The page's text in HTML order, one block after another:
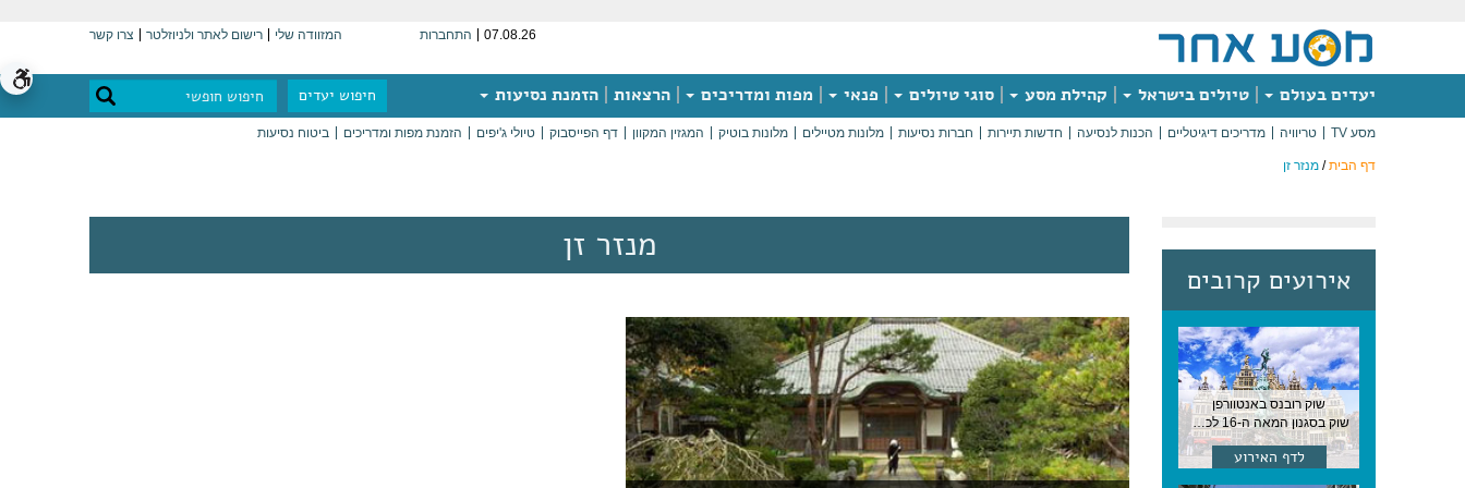
07.08.26 התחברות המזוודה שלי רישום לאתר ולניוזלטר צרו קשר
יעדים בעולם טיולים בישראל קהילת מסע סוגי טיולים פנאי מפות ומדריכים הרצאות הזמנת נסיעות חיפוש יעדים
מסע TV טריוויה מדריכים דיגיטליים הכנות לנסיעה חדשות תיירות חברות נסיעות מלונות מטיילים מלונות בוטיק המגזין המקוון דף הפייסבוק טיולי ג'יפים הזמנת מפות ומדריכים ביטוח נסיעות
דף הבית/ מנזר זן
אירועים קרובים
שוק רובנס באנטוורפן
שוק בסגנון המאה ה-16 לכבודו של הצייר המפורסם, בן העיר, נערך ב-15 באוגוסט באנטוורפן
לדף האירוע
מנזר זן